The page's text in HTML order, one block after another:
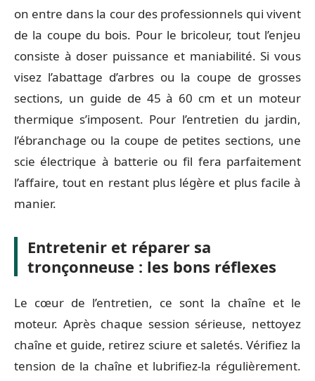
on entre dans la cour des professionnels qui vivent
de la coupe du bois. Pour le bricoleur, tout l’enjeu
consiste à doser puissance et maniabilité. Si vous
visez l’abattage d’arbres ou la coupe de grosses
sections, un guide de 45 à 60 cm et un moteur
thermique s’imposent. Pour l’entretien du jardin,
l’ébranchage ou la coupe de petites sections, une
scie électrique à batterie ou fil fera parfaitement
l’affaire, tout en restant plus légère et plus facile à
manier.
Entretenir et réparer sa
tronçonneuse : les bons réflexes
Le cœur de l’entretien, ce sont la chaîne et le
moteur. Après chaque session sérieuse, nettoyez
chaîne et guide, retirez sciure et saletés. Vérifiez la
tension de la chaîne et lubrifiez-la régulièrement.